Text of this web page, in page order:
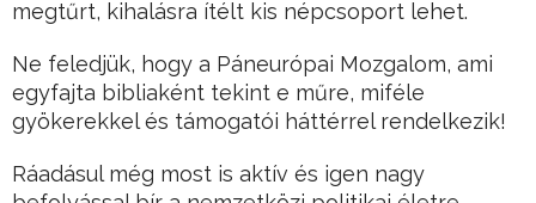
megtűrt, kihalásra ítélt kis népcsoport lehet.
Ne feledjük, hogy a Páneurópai Mozgalom, ami
egyfajta bibliaként tekint e műre, miféle
gyökerekkel és támogatói háttérrel rendelkezik!
Ráadásul még most is aktív és igen nagy